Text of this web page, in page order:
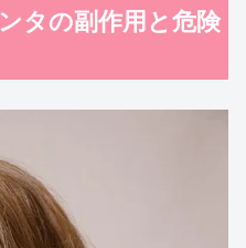
タの副作用と危険